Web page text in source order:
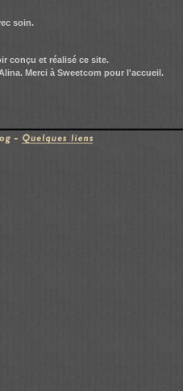
soin.
conçu et réalisé ce site.
Merci à Sweetcom pour l'accueil.